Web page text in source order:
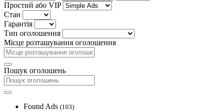
Простий або VIP
Стан
Гарантія
Тип оголошення
Місце розташування оголошення
Пошук оголошень
Found Ads (103)